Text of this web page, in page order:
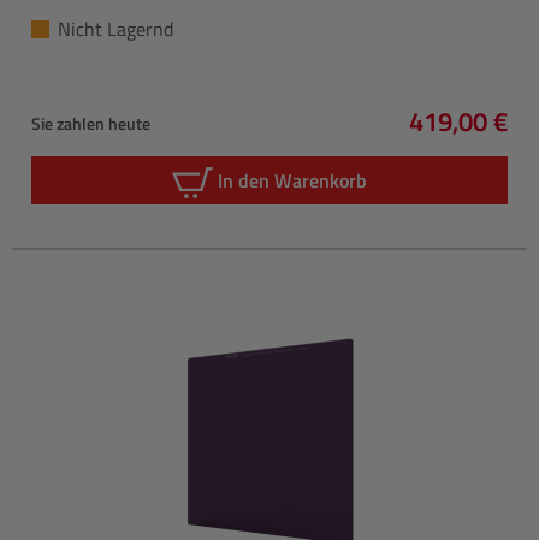
Nicht Lagernd
Sie zahlen heute
Regulärer
419,00 €
In den Warenkorb